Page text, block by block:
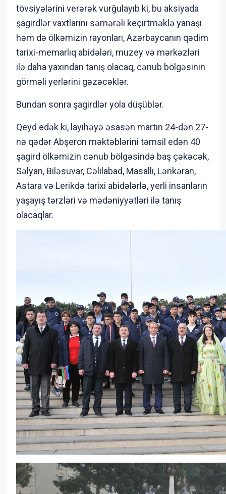
tövsiyələrini verərək vurğulayıb ki, bu aksiyada
şagirdlər vaxtlarını səmərəli keçirtməklə yanaşı
həm də ölkəmizin rayonları, Azərbaycanın qədim
tarixi-memarlıq abidələri, muzey və mərkəzləri
ilə daha yaxından tanış olacaq, cənub bölgəsinin
görməli yerlərini gəzəcəklər.
Bundan sonra şagirdlər yola düşüblər.
Qeyd edək ki, layihəyə əsasən martın 24-dən 27-
nə qədər Abşeron məktəblərini təmsil edən 40
şagird ölkəmizin cənub bölgəsində baş çəkəcək,
Səlyan, Biləsuvar, Cəlilabad, Masallı, Lənkəran,
Astara və Lerikdə tarixi abidələrlə, yerli insanların
yaşayış tərzləri və mədəniyyətləri ilə tanış
olacaqlar.